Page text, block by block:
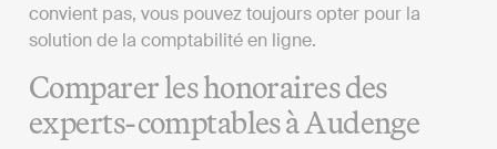
convient pas, vous pouvez toujours opter pour la
solution de la comptabilité en ligne.
Comparer les honoraires des
experts-comptables à Audenge